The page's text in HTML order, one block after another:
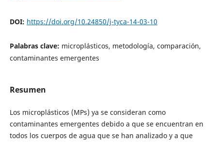
DOI: https://doi.org/10.24850/j-tyca-14-03-10
Palabras clave: microplásticos, metodología, comparación,
contaminantes emergentes
Resumen
Los microplásticos (MPs) ya se consideran como
contaminantes emergentes debido a que se encuentran en
todos los cuerpos de agua que se han analizado y a que